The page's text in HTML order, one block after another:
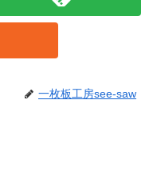
一枚板工房see-saw